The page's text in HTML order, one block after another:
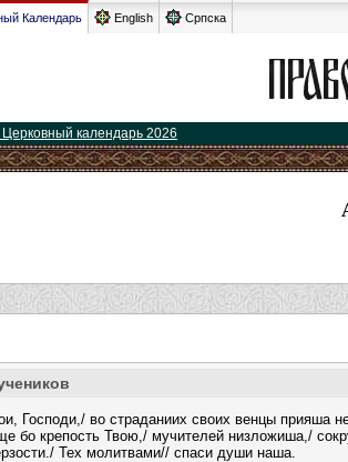
Календарь English Српска
календарь 2026
Господи,/ во страданиих своих венцы прияша
бо крепость Твою,/ мучителей низложиша,/
Тех молитвами// спаси души наша.